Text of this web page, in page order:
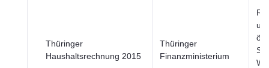
Thüringer
Haushaltsrechnung 2015
Thüringer
Finanzministerium